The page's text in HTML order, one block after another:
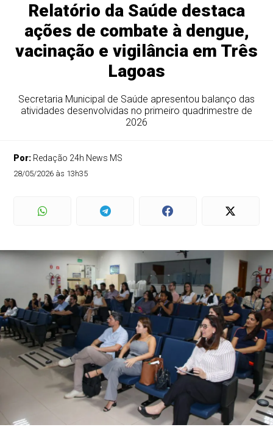
Relatório da Saúde destaca
ações de combate à dengue,
vacinação e vigilância em Três
Lagoas
Secretaria Municipal de Saúde apresentou balanço das
atividades desenvolvidas no primeiro quadrimestre de
2026
Por: Redação 24h News MS
28/05/2026 às 13h35